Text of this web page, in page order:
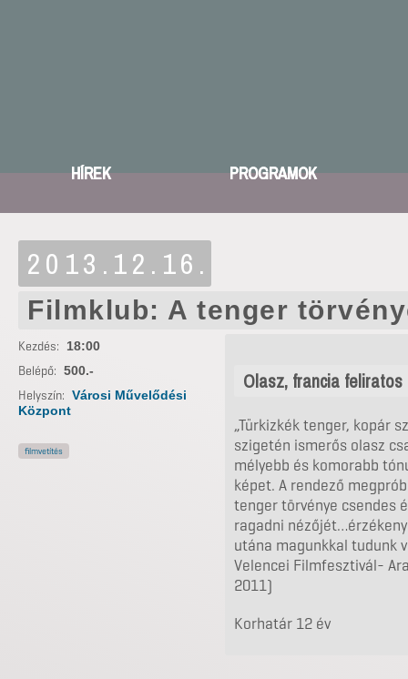
HÍREK PROGRAMOK
2013.12.16.
Filmklub: A tenger
Olasz, francia feliratos
„Türkizkék tenger, kopár
szigetén ismerős olasz
mélyebb és komorabb
képet. A rendező
tenger törvénye csendes
ragadni
utána magunkkal tudunk
Velencei Filmfesztivál-
2011)
Korhatár 12 év
Kezdés: 18:00
Belépő: 500.-
Helyszín: Városi Művelődési
Központ
filmvetítés